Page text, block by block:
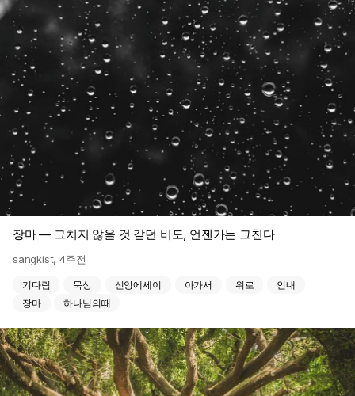
장마 — 그치지 않을 것 같던 비도, 언젠가는 그친다
sangkist,4주전
기다림 묵상 신앙에세이 아가서 위로
인내
장마
하나님의때